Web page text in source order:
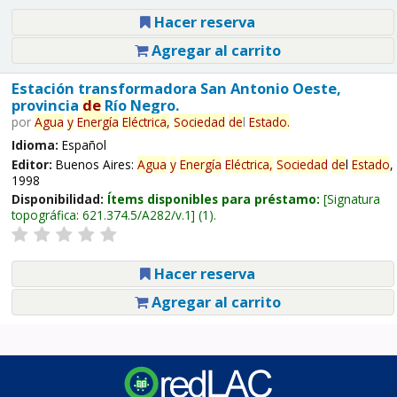
Hacer reserva
Agregar al carrito
Estación transformadora San Antonio Oeste,
provincia deRío Negro.
por Agua y Energía Eléctrica, Sociedad del Estado.
Idioma: Español
Editor: Buenos Aires: Agua y Energía Eléctrica, Sociedad del Estado,
1998
Disponibilidad: Ítems disponibles para préstamo: Signatura
topográfica: 621.374.5/A282/v.1 (1).
Hacer reserva
Agregar al carrito